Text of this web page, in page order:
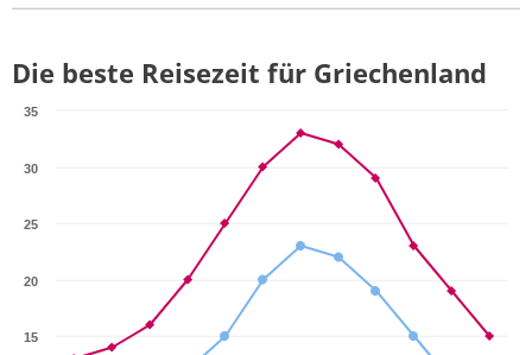
Die beste Reisezeit für Griechenland
15
20
25
30
35